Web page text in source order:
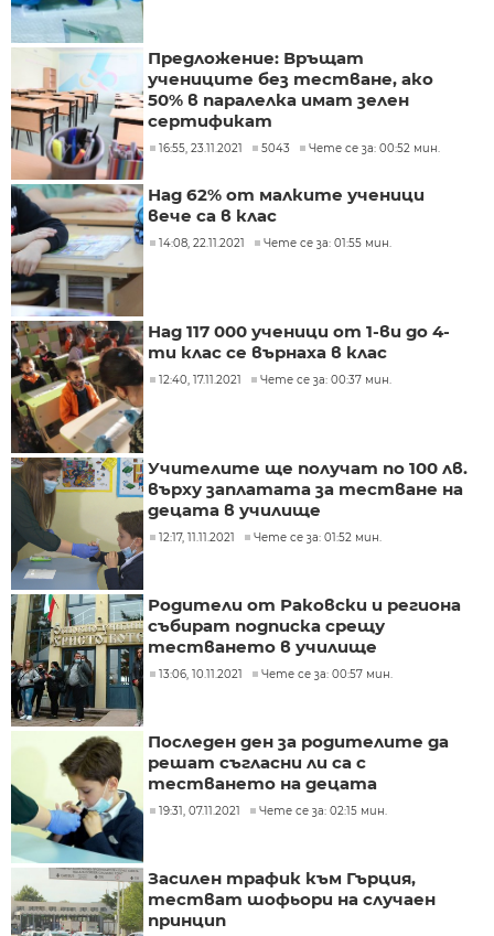
Предложение: Връщат
учениците без тестване, ако
50% в паралелка имат зелен
сертификат
16:55, 23.11.2021 5043 Чете се за: 00:52 мин.
Над 62% от малките ученици
вече са в клас
14:08, 22.11.2021 Чете се за: 01:55 мин.
Над 117 000 ученици от 1-ви до 4-
ти клас се върнаха в клас
12:40, 17.11.2021 Чете се за: 00:37 мин.
Учителите ще получат по 100 лв.
върху заплатата за тестване на
децата в училище
12:17, 11.11.2021 Чете се за: 01:52 мин.
Родители от Раковски и региона
събират подписка срещу
тестването в училище
13:06, 10.11.2021 Чете се за: 00:57 мин.
Последен ден за родителите да
решат съгласни ли са с
тестването на децата
19:31, 07.11.2021 Чете се за: 02:15 мин.
Засилен трафик към Гърция,
тестват шофьори на случаен
принцип